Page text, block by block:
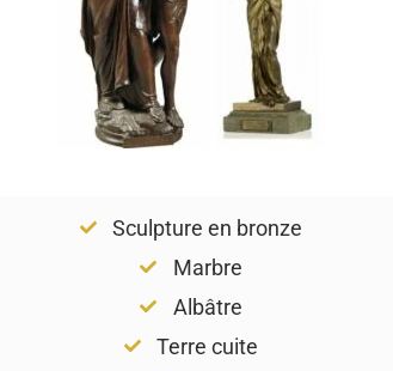
Sculpture en bronze
Marbre
Albâtre
Terre cuite